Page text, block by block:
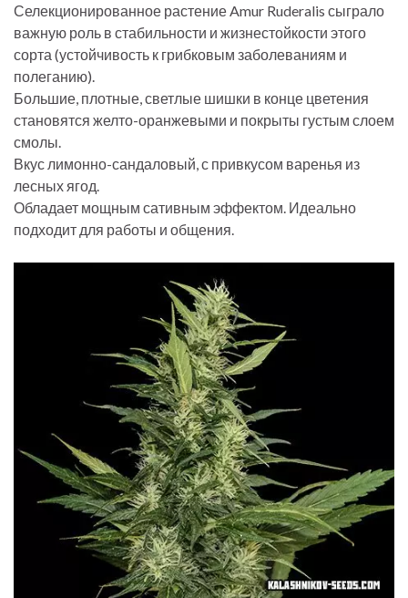
Селекционированное растение Amur Ruderalis сыграло
важную роль в стабильности и жизнестойкости этого
сорта (устойчивость к грибковым заболеваниям и
полеганию).
Большие, плотные, светлые шишки в конце цветения
становятся желто-оранжевыми и покрыты густым слоем
смолы.
Вкус лимонно-сандаловый, с привкусом варенья из
лесных ягод.
Обладает мощным сативным эффектом. Идеально
подходит для работы и общения.